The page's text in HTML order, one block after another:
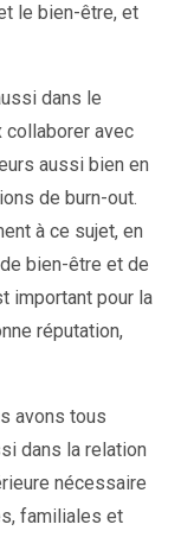
le bien-être, et
dans le
collaborer avec
aussi bien en
de burn-out.
à ce sujet, en
bien-être et de
important pour la
réputation,
avons tous
dans la relation
nécessaire
familiales et